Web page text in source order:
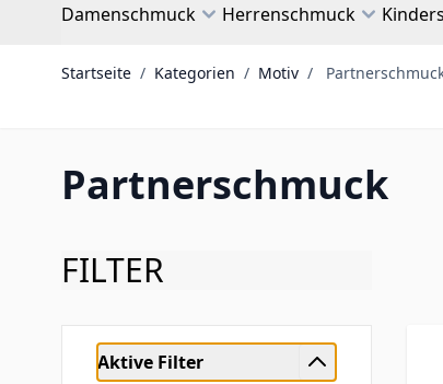
Damenschmuck Herrenschmuck
Startseite / Kategorien / Motiv /
Partnerschmuck
FILTER
Aktive Filter